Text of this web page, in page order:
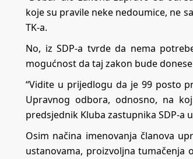
koje su pravile neke nedoumice, ne
TK-a.
No, iz SDP-a tvrde da nema
mogućnost da taj zakon bude
“Vidite u prijedlogu da je 99 posto
Upravnog odbora, odnosno, na
predsjednik Kluba zastupnika SDP-a
Osim načina imenovanja članova
ustanovama, proizvoljna tumačenja